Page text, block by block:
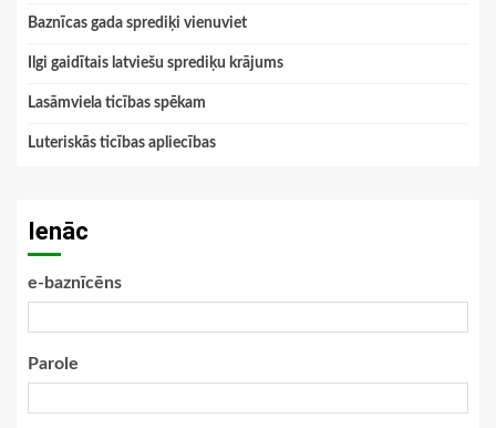
Baznīcas gada sprediķi vienuviet
Ilgi gaidītais latviešu sprediķu krājums
Lasāmviela ticības spēkam
Luteriskās ticības apliecības
Ienāc
e-baznīcēns
Parole